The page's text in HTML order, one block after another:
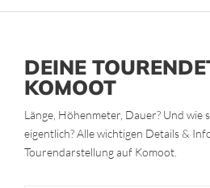
DEINE
KOMOOT
Länge, Höhenmeter, Dauer? Und wie
eigentlich? Alle wichtigen Details &
Tourendarstellung auf Komoot.